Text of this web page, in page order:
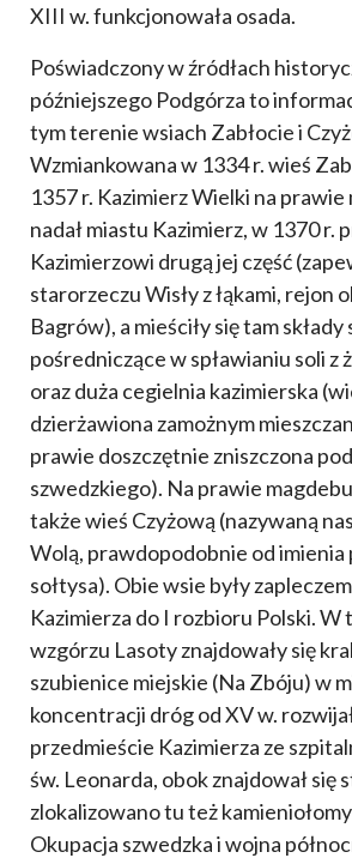
XIII w. funkcjonowała osada.
Poświadczony w źródłach
późniejszego Podgórza to
tym terenie wsiach Zabłocie i
Wzmiankowana w 1334 r. wieś
1357 r. Kazimierz Wielki na prawie
nadał miastu Kazimierz, w 1370 r.
Kazimierzowi drugą jej część
starorzeczu Wisły z łąkami, rejon
Bagrów), a mieściły się tam składy
pośredniczące w spławianiu soli z
oraz duża cegielnia kazimierska
dzierżawiona zamożnym
prawie doszczętnie zniszczona
szwedzkiego). Na prawie
także wieś Czyżową (nazywaną
Wolą, prawdopodobnie od
sołtysa). Obie wsie były
Kazimierza do I rozbioru Polski. W
wzgórzu Lasoty znajdowały się
szubienice miejskie (Na Zbóju) w
koncentracji dróg od XV w.
przedmieście Kazimierza ze
św. Leonarda, obok znajdował się
zlokalizowano tu też
Okupacja szwedzka i wojna